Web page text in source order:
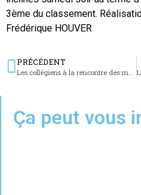
3ème du classement.
Frédérique HOUVER
PRÉCÉDENT
Les collégiens à la rencontre des métiers du verre
Ça peut vous